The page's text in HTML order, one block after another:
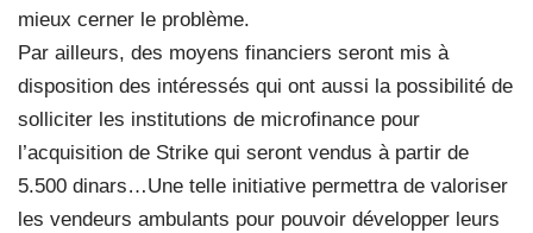
mieux cerner le problème.
Par ailleurs, des moyens financiers seront mis à
disposition des intéressés qui ont aussi la possibilité de
solliciter les institutions de microfinance pour
l’acquisition de Strike qui seront vendus à partir de
5.500 dinars…Une telle initiative permettra de valoriser
les vendeurs ambulants pour pouvoir développer leurs